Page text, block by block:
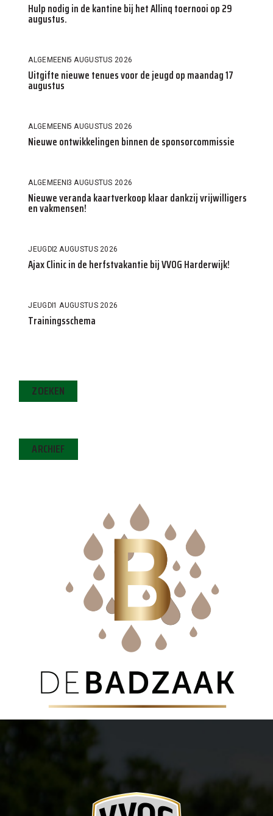
Hulp nodig in de kantine bij het Allinq toernooi op 29
augustus.
ALGEMEEN5 AUGUSTUS 2026
Uitgifte nieuwe tenues voor de jeugd op maandag 17
augustus
ALGEMEEN5 AUGUSTUS 2026
Nieuwe ontwikkelingen binnen de sponsorcommissie
ALGEMEEN3 AUGUSTUS 2026
Nieuwe veranda kaartverkoop klaar dankzij vrijwilligers
en vakmensen!
JEUGD2 AUGUSTUS 2026
Ajax Clinic in de herfstvakantie bij VVOG Harderwijk!
JEUGD1 AUGUSTUS 2026
Trainingsschema
ZOEKEN
ARCHIEF